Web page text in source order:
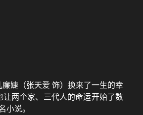
婕（张天爱 饰）换来了一生的幸
两个家、三代人的命运开始了数
小说。